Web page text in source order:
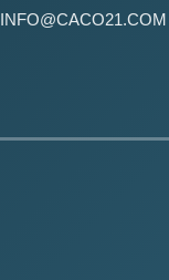
INFO@CACO21.COM